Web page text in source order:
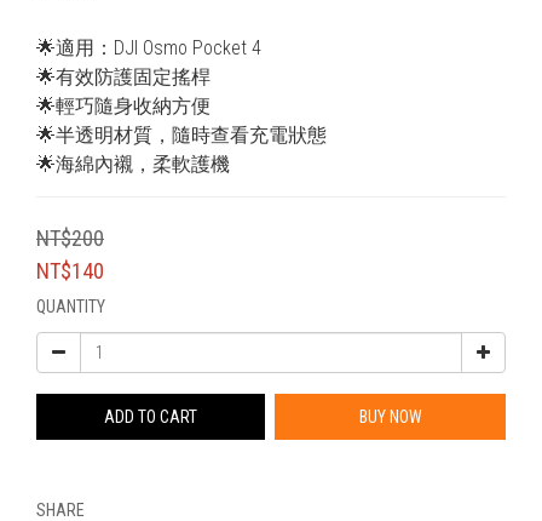
🌟適用：DJI Osmo Pocket 4
🌟有效防護固定搖桿
🌟輕巧隨身收納方便
🌟半透明材質，隨時查看充電狀態
🌟海綿內襯，柔軟護機
NT$200
NT$140
QUANTITY
ADD TO CART BUY NOW
SHARE